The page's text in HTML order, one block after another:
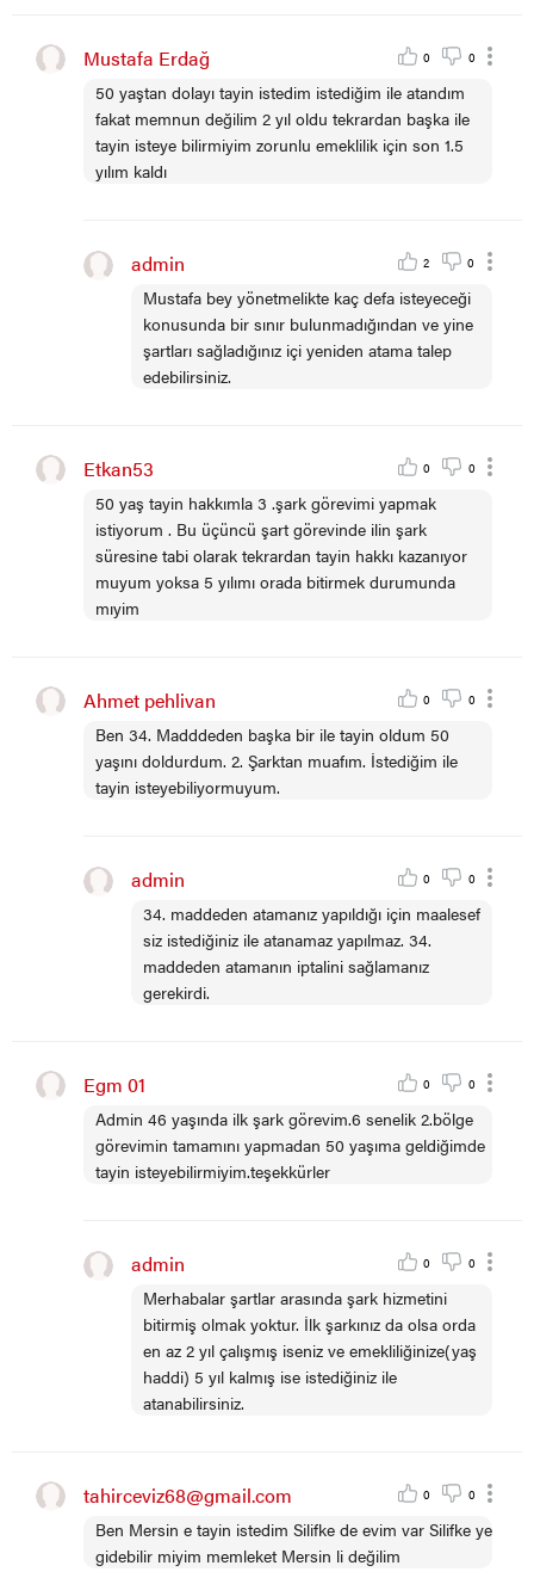
Mustafa Erdağ 0 0
50 yaştan dolayı tayin istedim istediğim ile atandım
fakat memnun değilim 2 yıl oldu tekrardan başka ile
tayin isteye bilirmiyim zorunlu emeklilik için son 1.5
yılım kaldı
admin 2 0
Mustafa bey yönetmelikte kaç defa isteyeceği
konusunda bir sınır bulunmadığından ve yine
şartları sağladığınız içi yeniden atama talep
edebilirsiniz.
Etkan53 0 0
50 yaş tayin hakkımla 3 .şark görevimi yapmak
istiyorum . Bu üçüncü şart görevinde ilin şark
süresine tabi olarak tekrardan tayin hakkı kazanıyor
muyum yoksa 5 yılımı orada bitirmek durumunda
mıyim
Ahmet pehlivan 0 0
Ben 34. Madddeden başka bir ile tayin oldum 50
yaşını doldurdum. 2. Şarktan muafım. İstediğim ile
tayin isteyebiliyormuyum.
admin 0 0
34. maddeden atamanız yapıldığı için maalesef
siz istediğiniz ile atanamaz yapılmaz. 34.
maddeden atamanın iptalini sağlamanız
gerekirdi.
Egm 01 0 0
Admin 46 yaşında ilk şark görevim.6 senelik 2.bölge
görevimin tamamını yapmadan 50 yaşıma geldiğimde
tayin isteyebilirmiyim.teşekkürler
admin 0 0
Merhabalar şartlar arasında şark hizmetini
bitirmiş olmak yoktur. İlk şarkınız da olsa orda
en az 2 yıl çalışmış iseniz ve emekliliğinize(yaş
haddi) 5 yıl kalmış ise istediğiniz ile
atanabilirsiniz.
tahirceviz68@gmail.com 0 0
Ben Mersin e tayin istedim Silifke de evim var Silifke ye
gidebilir miyim memleket Mersin li değilim